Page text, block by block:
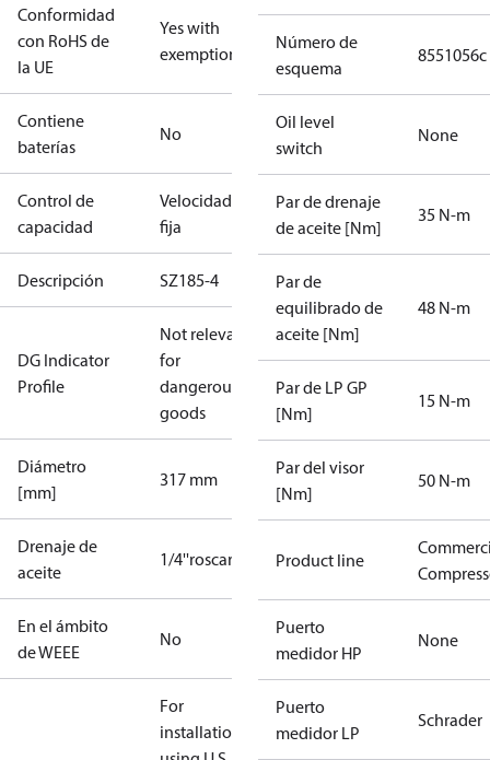
Conformidad
con RoHS de
la UE
Yes with
exemptions
Contiene
baterías
No
Control de
capacidad
Velocidad
fija
Descripción SZ185-4
DG Indicator
Profile
Not relevant
for
dangerous
goods
Diámetro
[mm]
317 mm
Drenaje de
aceite
1/4''roscar
En el ámbito
de WEEE
No
For
installations
Número de
esquema
8551056c
Oil level
switch
None
Par de drenaje
de aceite [Nm]
35 N-m
Par de
equilibrado de
aceite [Nm]
48 N-m
Par de LP GP
[Nm]
15 N-m
Par del visor
[Nm]
50 N-m
Product line
Puerto
medidor HP
None
Puerto
medidor LP
Schrader